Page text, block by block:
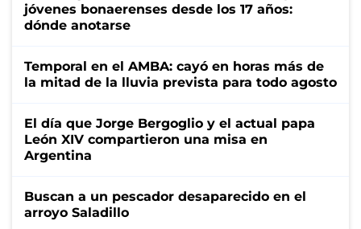
jóvenes bonaerenses desde los 17 años:
dónde anotarse
Temporal en el AMBA: cayó en horas más de
la mitad de la lluvia prevista para todo agosto
El día que Jorge Bergoglio y el actual papa
León XIV compartieron una misa en
Argentina
Buscan a un pescador desaparecido en el
arroyo Saladillo